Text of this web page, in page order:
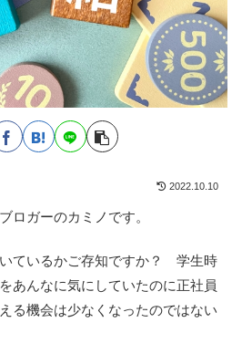
2022.10.10
ロガーのカミノです。
ているかご存知ですか？ 学生時
あんなに気にしていたのに正社員
る機会は少なくなったのではない